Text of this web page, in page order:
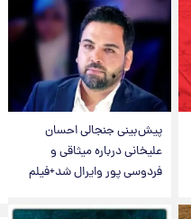
پیش‌بینی جنجالی احسان
علیخانی درباره میثاقی و
فردوسی پور وایرال شد+فیلم